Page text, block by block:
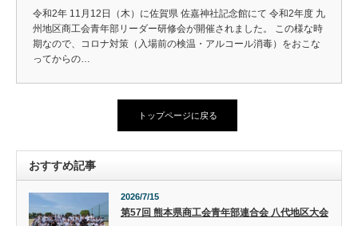
令和2年 11月12日（木）に佐賀県 佐嘉神社記念館にて 令和2年度 九
州地区商工会青年部リーダー研修会が開催されました。 この様な時
期なので、コロナ対策（入場前の検温・アルコール消毒）をおこな
ってからの…
トップページに戻る
おすすめ記事
2026/7/15
第57回 熊本県商工会青年部連合会 八代地区大会